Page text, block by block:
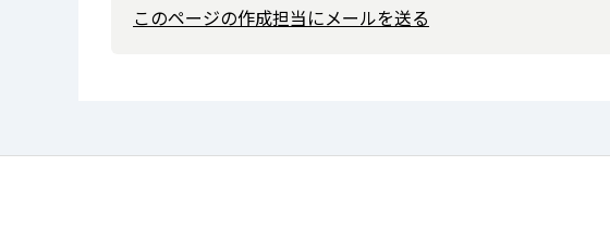
このページの作成担当にメールを送る